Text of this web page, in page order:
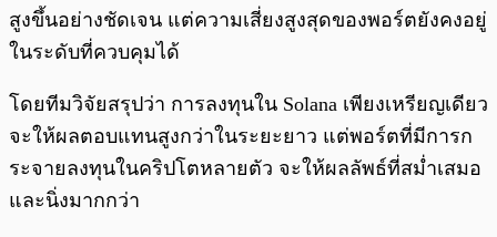
สูงขึ้นอย่างชัดเจน แต่ความเสี่ยงสูงสุดของพอร์ตยังคงอยู่
ในระดับที่ควบคุมได้
โดยทีมวิจัยสรุปว่า การลงทุนใน Solana เพียงเหรียญเดียว
จะให้ผลตอบแทนสูงกว่าในระยะยาว แต่พอร์ตที่มีการก
ระจายลงทุนในคริปโตหลายตัว จะให้ผลลัพธ์ที่สม่ำเสมอ
และนิ่งมากกว่า